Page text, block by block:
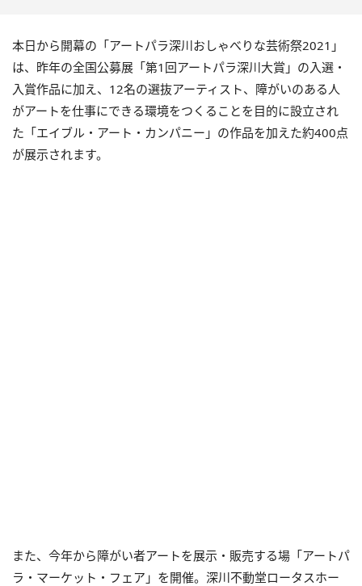
本日から開幕の「アートパラ深川おしゃべりな芸術祭2021」
は、昨年の全国公募展「第1回アートパラ深川大賞」の入選・
入賞作品に加え、12名の選抜アーティスト、障がいのある人
がアートを仕事にできる環境をつくることを目的に設立され
た「エイブル・アート・カンパニー」の作品を加えた約400点
が展示されます。
また、今年から障がい者アートを展示・販売する場「アートパ
ラ・マーケット・フェア」を開催。深川不動堂ロータスホー